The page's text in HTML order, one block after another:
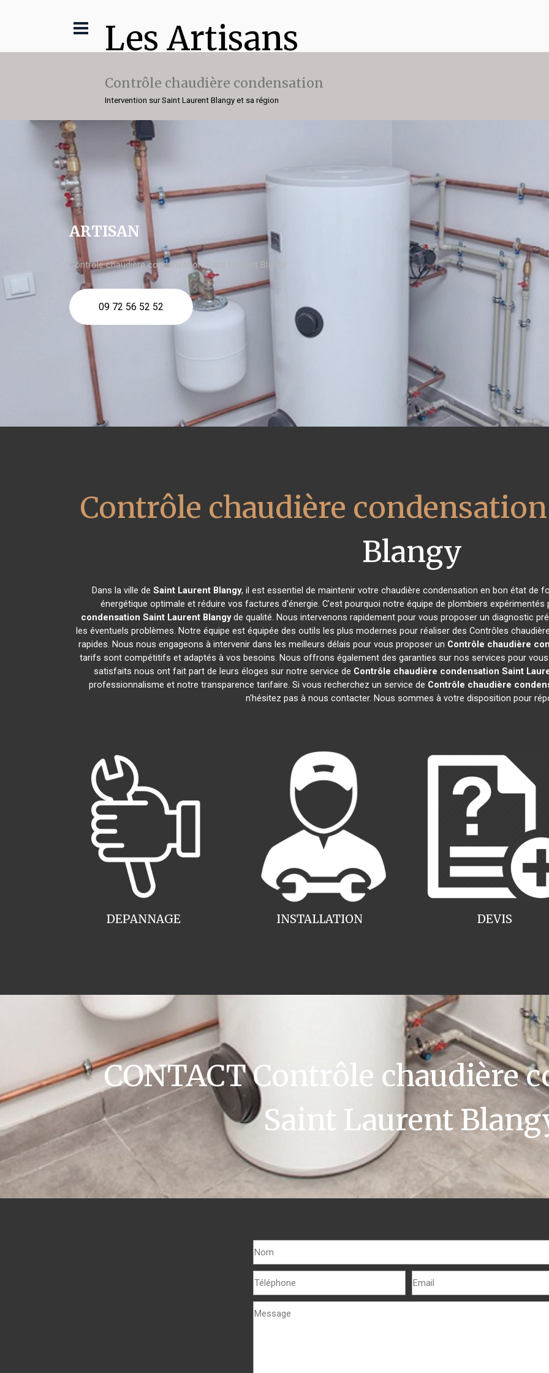
Les Artisans
Contrôle chaudière condensation
Intervention sur Saint Laurent Blangy et sa région
ARTISAN
Contrôle chaudière condensation Saint Laurent Blangy
09 72 56 52 52
Contrôle chaudière condensation
Blangy
Dans la ville de Saint Laurent Blangy, il est essentiel de maintenir votre chaudière condensation en bon état de
énergétique optimale et réduire vos factures d'énergie. C'est pourquoi notre équipe de plombiers
condensation Saint Laurent Blangyde qualité. Nous intervenons rapidement pour vous proposer un diagnostic
les éventuels problèmes. Notre équipe est équipée des outils les plus modernes pour réaliser des Contrôles
rapides. Nous nous engageons à intervenir dans les meilleurs délais pour vous proposer un Contrôle chaudière
tarifs sont compétitifs et adaptés à vos besoins. Nous offrons également des garanties sur nos services pour
satisfaits nous ont fait part de leurs éloges sur notre service de Contrôle chaudière condensation Saint
professionnalisme et notre transparence tarifaire. Si vous recherchez un service de Contrôle chaudière
n'hésitez pas à nous contacter. Nous sommes à votre disposition pour
INSTALLATION
DEPANNAGE DEVIS
CONTACT Contrôle chaudière
Saint Laurent